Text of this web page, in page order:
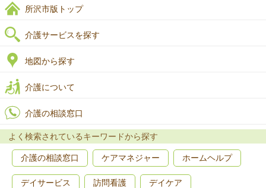
所沢市版トップ
介護サービスを探す
地図から探す
介護について
介護の相談窓口
よく検索されているキーワードから探す
介護の相談窓口 ケアマネジャー ホームヘルプ
デイサービス 訪問看護 デイケア